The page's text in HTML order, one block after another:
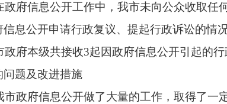
政府信息公开工作中，我市未向公众收取任
信息公开申请行政复议、提起行政诉讼的情
政府本级共接收3起因政府信息公开引起的
问题及改进措施
市政府信息公开做了大量的工作，取得了